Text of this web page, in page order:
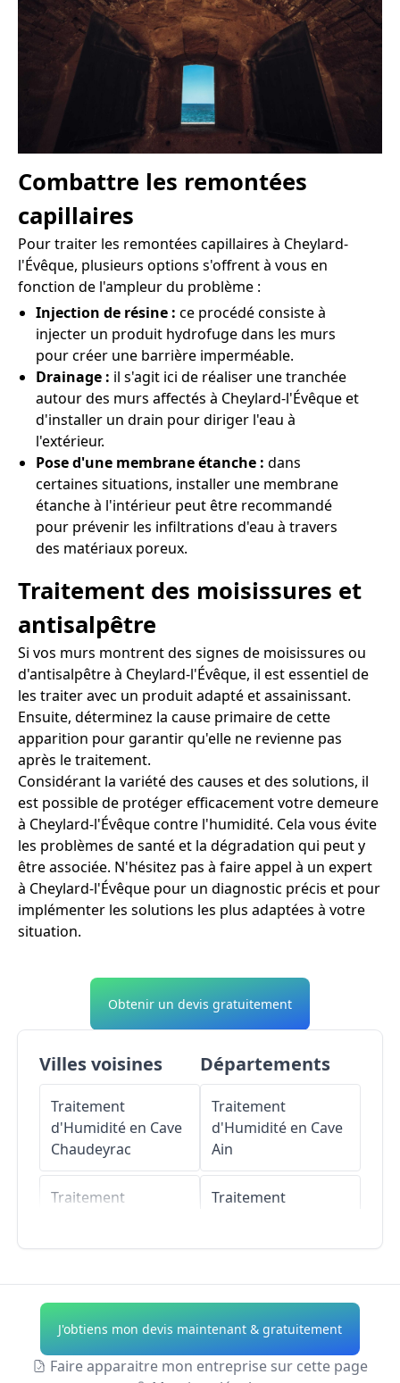
Combattre les remontées
capillaires
Pour traiter les remontées capillaires à Cheylard-
l'Évêque, plusieurs options s'offrent à vous en
fonction de l'ampleur du problème :
Injection de résine : ce procédé consiste à
injecter un produit hydrofuge dans les murs
pour créer une barrière imperméable.
Drainage : il s'agit ici de réaliser une tranchée
autour des murs affectés à Cheylard-l'Évêque et
d'installer un drain pour diriger l'eau à
l'extérieur.
Pose d'une membrane étanche : dans
certaines situations, installer une membrane
étanche à l'intérieur peut être recommandé
pour prévenir les infiltrations d'eau à travers
des matériaux poreux.
Traitement des moisissures et
antisalpêtre
Si vos murs montrent des signes de moisissures ou
d'antisalpêtre à Cheylard-l'Évêque, il est essentiel de
les traiter avec un produit adapté et assainissant.
Ensuite, déterminez la cause primaire de cette
apparition pour garantir qu'elle ne revienne pas
après le traitement.
Considérant la variété des causes et des solutions, il
est possible de protéger efficacement votre demeure
à Cheylard-l'Évêque contre l'humidité. Cela vous évite
les problèmes de santé et la dégradation qui peut y
être associée. N'hésitez pas à faire appel à un expert
à Cheylard-l'Évêque pour un diagnostic précis et pour
implémenter les solutions les plus adaptées à votre
situation.
Obtenir un devis gratuitement
Villes voisines
Traitement
d'Humidité en Cave
Chaudeyrac
Traitement
Traitement
Saint-Flour-de-
Mercoire
Départements
Traitement
d'Humidité en Cave
Ain
Traitement
Traitement
Allier
J'obtiens mon devis maintenant & gratuitement
Faire apparaitre mon entreprise sur cette page